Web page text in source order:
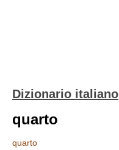
Dizionario italiano
quarto
quarto